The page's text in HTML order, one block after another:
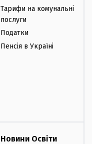
Тарифи на комунальні
послуги
Податки
Пенсія в Україні
Новини Освіти